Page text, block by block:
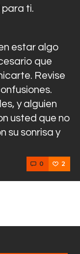
ti.
estar algo
que
Revise
y alguien
usted que no
su sonrisa y
0 2